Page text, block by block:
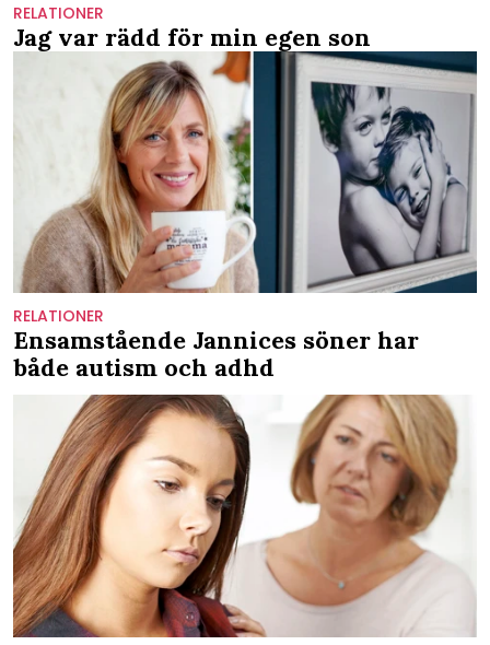
RELATIONER
Jag var rädd för min egen son
RELATIONER
Ensamstående Jannices söner har
både autism och adhd